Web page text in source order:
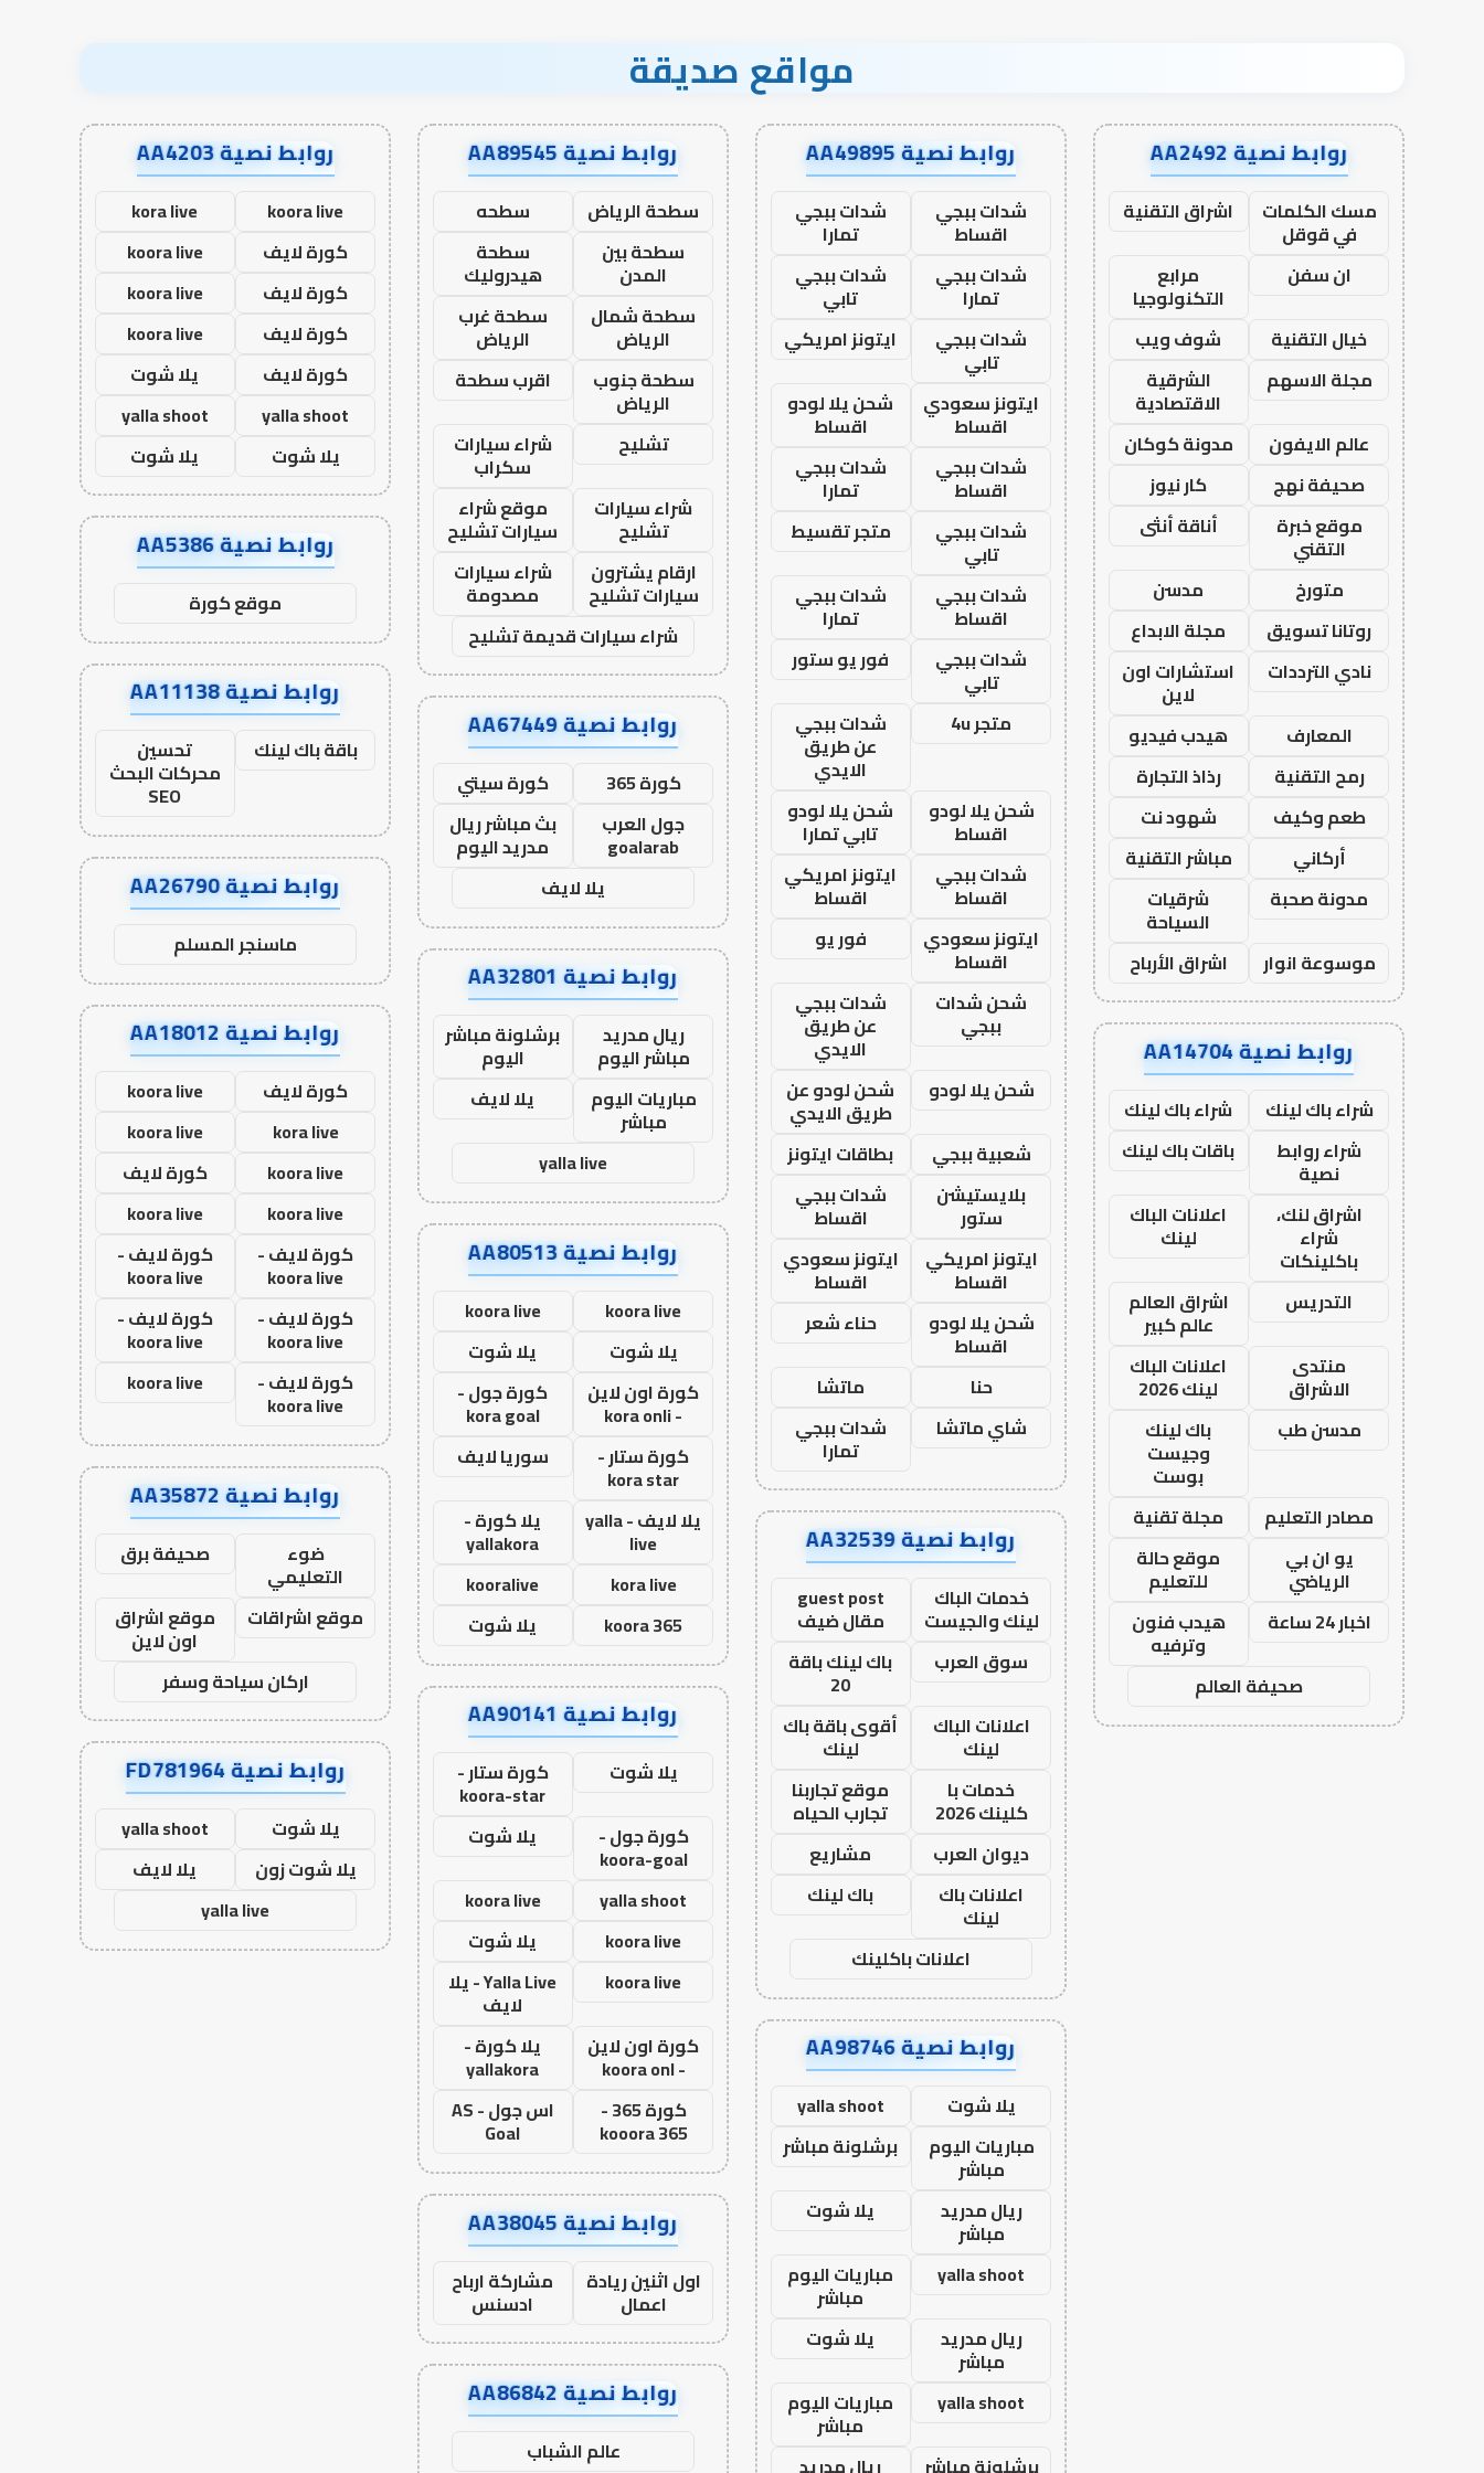
مواقع صديقة
روابط نصية AA2492
مسك الكلمات
في قوقل
اشراق التقنية
ان سفن
مرابع
التكنولوجيا
خيال التقنية
شوف ويب
مجلة الاسهم
الشرقية
الاقتصادية
عالم الايفون
مدونة كوكان
صحيفة نهج
كار نيوز
موقع خبرة
التقني
أناقة أنثى
متورخ
مدسن
روتانا تسويق
مجلة الابداع
نادي الترددات
استشارات اون
لاين
المعارف
هيدب فيديو
رمح التقنية
رذاذ التجارة
طعم وكيف
شهود نت
أركاني
مباشر التقنية
مدونة صحبة
شرقيات
السياحة
موسوعة انوار
اشراق الأرباح
روابط نصية AA14704
شراء باك لينك
شراء باك لينك
شراء روابط
نصية
باقات باك لينك
اشراق لنك،
شراء
باكلينكات
اعلانات الباك
لينك
التدريس
اشراق العالم
عالم كبير
منتدى
الاشراق
اعلانات الباك
لينك 2026
مدسن طب
باك لينك
وجيست
بوست
مصادر التعليم
مجلة تقنية
يو ان بي
الرياضي
موقع حالة
للتعليم
اخبار 24 ساعة
هيدب فنون
وترفيه
صحيفة العالم
روابط نصية AA49895
شدات ببجي
اقساط
شدات ببجي
تمارا
شدات ببجي
تمارا
شدات ببجي
تابي
شدات ببجي
تابي
ايتونز امريكي
ايتونز سعودي
اقساط
شحن يلا لودو
اقساط
شدات ببجي
اقساط
شدات ببجي
تمارا
شدات ببجي
تابي
متجر تقسيط
شدات ببجي
اقساط
شدات ببجي
تمارا
شدات ببجي
تابي
فور يو ستور
متجر 4u
شدات ببجي
عن طريق
الايدي
شحن يلا لودو
اقساط
شحن يلا لودو
تابي تمارا
شدات ببجي
اقساط
ايتونز امريكي
اقساط
ايتونز سعودي
اقساط
فور يو
شحن شدات
ببجي
شدات ببجي
عن طريق
الايدي
شحن يلا لودو
شحن لودو عن
طريق الايدي
شعبية ببجي
بطاقات ايتونز
بلايستيشن
ستور
شدات ببجي
اقساط
ايتونز امريكي
اقساط
ايتونز سعودي
اقساط
شحن يلا لودو
اقساط
حناء شعر
حنا
ماتشا
شاي ماتشا
شدات ببجي
تمارا
روابط نصية AA32539
خدمات الباك
لينك والجيست
guest post
مقال ضيف
سوق العرب
باك لينك باقة
20
اعلانات الباك
لينك
أقوى باقة باك
لينك
خدمات با
كلينك 2026
موقع تجاربنا
تجارب الحياه
ديوان العرب
مشاريع
اعلانات باك
لينك
باك لينك
اعلانات باكلينك
روابط نصية AA98746
يلا شوت
yalla shoot
مباريات اليوم
مباشر
برشلونة مباشر
ريال مدريد
مباشر
يلا شوت
yalla shoot
مباريات اليوم
مباشر
ريال مدريد
مباشر
يلا شوت
yalla shoot
مباريات اليوم
مباشر
روابط نصية AA89545
سطحة الرياض
سطحه
سطحة بين
المدن
سطحة
هيدروليك
سطحة شمال
الرياض
سطحة غرب
الرياض
سطحة جنوب
الرياض
اقرب سطحة
تشليح
شراء سيارات
سكراب
شراء سيارات
تشليح
موقع شراء
سيارات تشليح
ارقام يشترون
سيارات تشليح
شراء سيارات
مصدومة
شراء سيارات قديمة تشليح
روابط نصية AA67449
كورة 365
كورة سيتي
جول العرب
goalarab
بث مباشر ريال
مدريد اليوم
يلا لايف
روابط نصية AA32801
ريال مدريد
مباشر اليوم
برشلونة مباشر
اليوم
مباريات اليوم
مباشر
يلا لايف
yalla live
روابط نصية AA80513
koora live
koora live
يلا شوت
يلا شوت
كورة اون لاين
- kora onli
كورة جول -
kora goal
كورة ستار -
kora star
سوريا لايف
يلا لايف - yalla
live
يلا كورة -
yallakora
kora live
kooralive
koora 365
يلا شوت
روابط نصية AA90141
يلا شوت كورة ستار -
koora-star
كورة جول -
koora-goal
يلا شوت
yalla shoot
koora live
koora live
يلا شوت
koora live
Yalla Live - يلا
لايف
كورة اون لاين
- koora onl
يلا كورة -
yallakora
كورة 365 -
kooora 365
اس جول - AS
Goal
روابط نصية AA38045
اول اثنين ريادة
اعمال
مشاركة ارباح
ادسنس
روابط نصية AA86842
عالم الشباب
روابط نصية AA4203
koora live
kora live
كورة لايف
koora live
كورة لايف
koora live
كورة لايف
koora live
كورة لايف
يلا شوت
yalla shoot
yalla shoot
يلا شوت
يلا شوت
روابط نصية AA5386
موقع كورة
روابط نصية AA11138
باقة باك لينك تحسين
محركات البحث
SEO
روابط نصية AA26790
ماسنجر المسلم
روابط نصية AA18012
كورة لايف
koora live
kora live
koora live
koora live
كورة لايف
koora live
koora live
كورة لايف -
koora live
كورة لايف -
koora live
كورة لايف -
koora live
كورة لايف -
koora live
كورة لايف -
koora live
koora live
روابط نصية AA35872
ضوء
التعليمي
صحيفة برق
موقع اشراقات
موقع اشراق
اون لاين
اركان سياحة وسفر
روابط نصية FD781964
يلا شوت
yalla shoot
يلا شوت زون
يلا لايف
yalla live